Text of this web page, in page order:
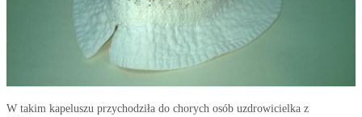
W takim kapeluszu przychodziła do chorych osób uzdrowicielka z